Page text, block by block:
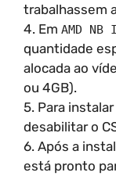
trabalhassem
4. Em AMD NB
quantidade
alocada ao
ou 4GB).
5. Para
desabilitar o
6. Após a
está pronto